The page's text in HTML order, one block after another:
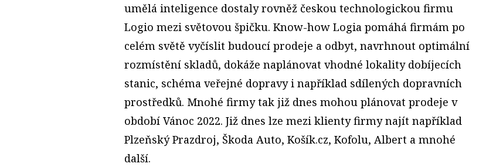
umělá inteligence dostaly rovněž českou technologickou firmu
Logio mezi světovou špičku. Know-how Logia pomáhá firmám po
celém světě vyčíslit budoucí prodeje a odbyt, navrhnout optimální
rozmístění skladů, dokáže naplánovat vhodné lokality dobíjecích
stanic, schéma veřejné dopravy i například sdílených dopravních
prostředků. Mnohé firmy tak již dnes mohou plánovat prodeje v
období Vánoc 2022. Již dnes lze mezi klienty firmy najít například
Plzeňský Prazdroj, Škoda Auto, Košík.cz, Kofolu, Albert a mnohé
další.